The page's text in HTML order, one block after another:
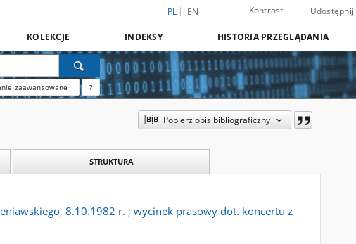
PL EN Kontrast Udostępnij
KOLEKCJE INDEKSY HISTORIA PRZEGLĄDANIA
zaawansowane ?
Pobierz opis bibliograficzny
STRUKTURA
8.10.1982 r. ; wycinek prasowy dot. koncertu z